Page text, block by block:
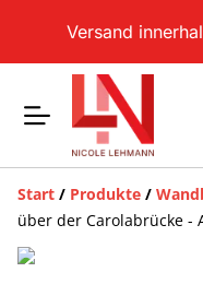
Versand
Start / Produkte /
über der Carolabrücke -